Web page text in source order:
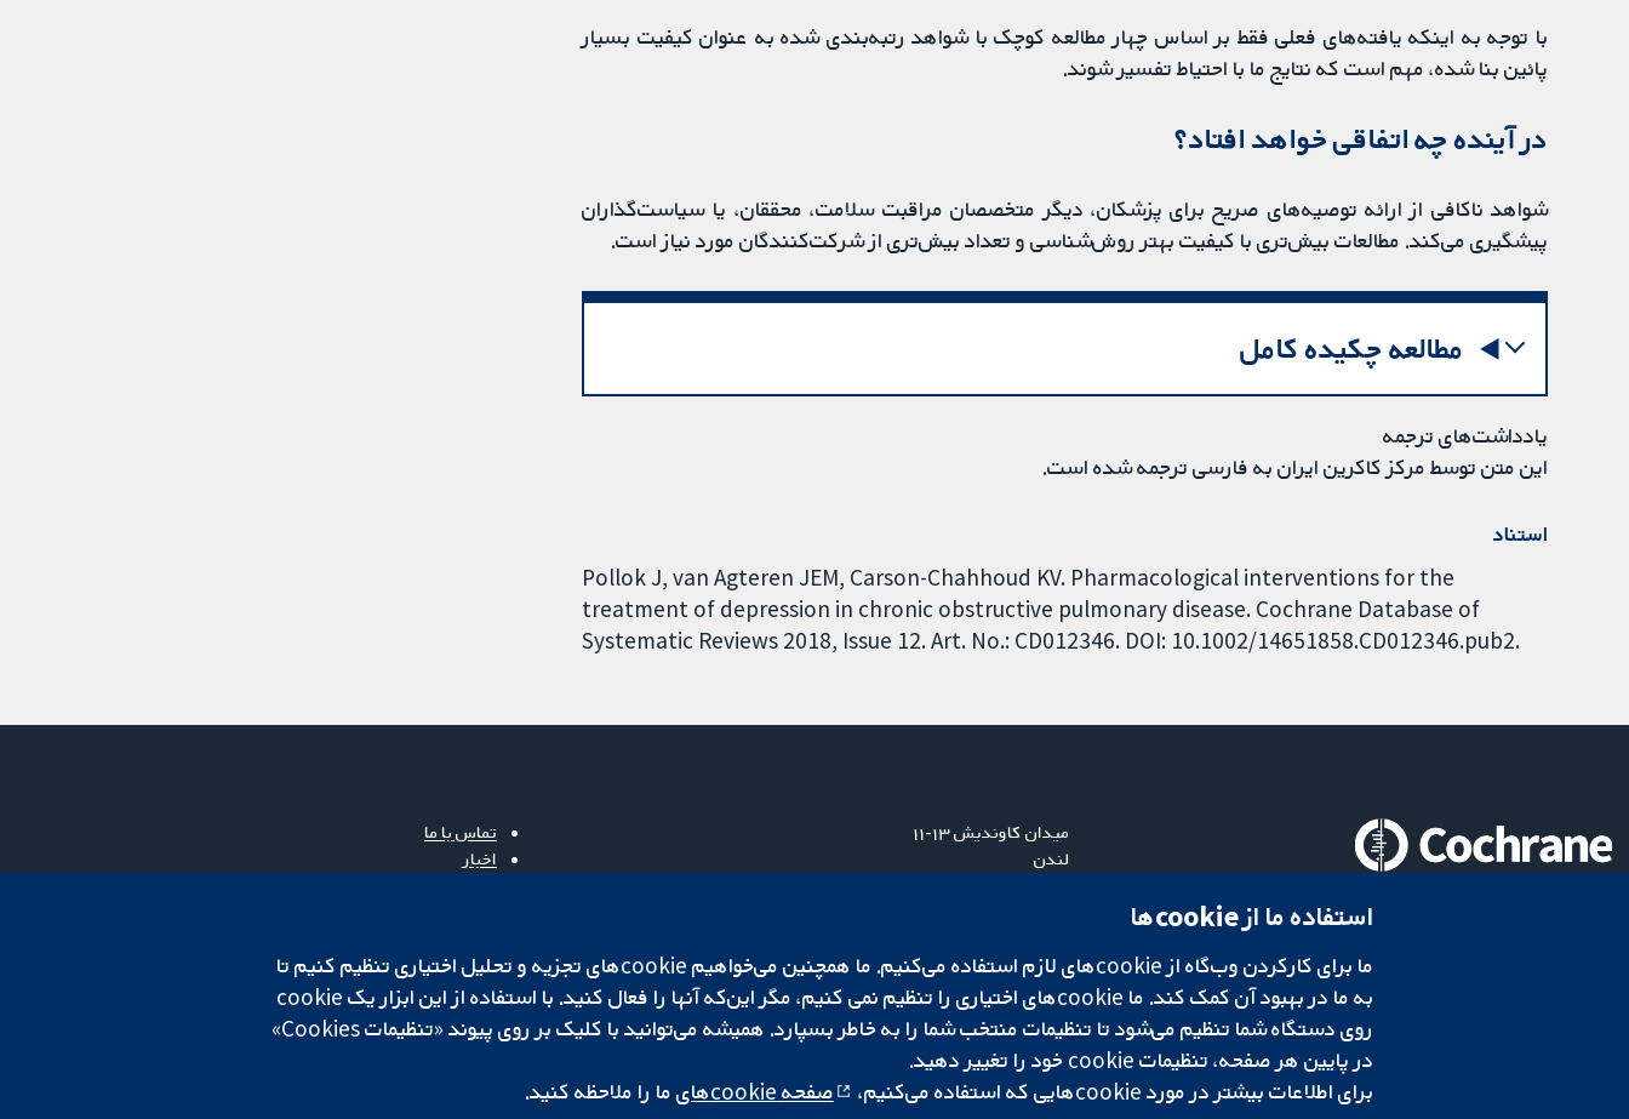
با توجه به اینکه یافته‌های فعلی فقط بر اساس چهار مطالعه کوچک با شواهد رتبه‌بندی شده به عنوان کیفیت بسیار
پائین بنا شده، مهم است که نتایج ما با احتیاط تفسیر شوند.
در آینده چه اتفاقی خواهد افتاد؟
شواهد ناکافی از ارائه توصیه‌های صریح برای پزشکان، دیگر متخصصان مراقبت سلامت، محققان، یا سیاست‌گذاران
پیشگیری می‌کند. مطالعات بیش‌تری با کیفیت بهتر روش‌شناسی و تعداد بیش‌تری از شرکت‌کنندگان مورد نیاز است.
مطالعه چکیده کامل
یادداشت‌های ترجمه
این متن توسط مرکز کاکرین ایران به فارسی ترجمه شده است.
استناد
Pollok J, van Agteren JEM, Carson-Chahhoud KV. Pharmacological interventions for the
treatment of depression in chronic obstructive pulmonary disease. Cochrane Database of
Systematic Reviews 2018, Issue 12. Art. No.: CD012346. DOI: 10.1002/14651858.CD012346.pub2.
میدان کاوندیش ۱۳-۱۱
لندن
تماس با ما
اخبار
Cochrane Library
شبکه همکاری کاکرین، یک مؤسسه خیریه (شماره 1045921) و یک شرکت با مسئولیت محدود به‌صورت ضمانت (شماره 03044323) ثبت‌شده در انگلستان و ولز است. شماره ثبت مالیات بر ارزش افزوده: GB 718 2127 49.
کپی‌رایت © ۲۰۲۵ همکاری کاکرین سلب مسئولیت حریم خصوصی| سیاست کوکی‌ها تنظیمات کوکی
استفاده ما از cookie‌ها
ما برای کارکردن وب‌گاه از cookie‌های لازم استفاده می‌کنیم. ما همچنین می‌خواهیم cookie‌های تجزیه و تحلیل اختیاری تنظیم کنیم تا
روی دستگاه شما تنظیم می‌شود تا تنظیمات منتخب شما را به خاطر بسپارد. همیشه می‌توانید با کلیک بر روی پیوند «تنظیمات Cookies»
در پایین هر صفحه، تنظیمات cookie‌ خود را تغییر دهید.
برای اطلاعات بیشتر در مورد cookie‌هایی که استفاده می‌کنیم،
صفحه cookie‌های ما را ملاحظه کنید.